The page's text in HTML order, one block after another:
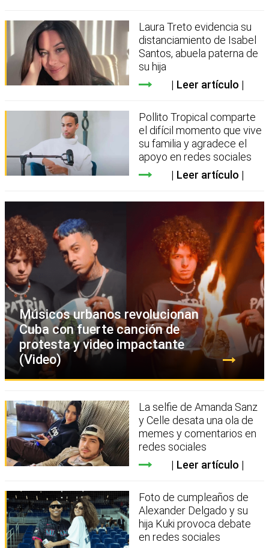
Laura Treto evidencia su
distanciamiento de Isabel
Santos, abuela paterna de
su hija
Leer artículo
Pollito Tropical comparte
el difícil momento que vive
su familia y agradece el
apoyo en redes sociales
Leer artículo
Músicos urbanos revolucionan
Cuba con fuerte canción de
protesta y video impactante
(Video)
La selfie de Amanda Sanz
y Celle desata una ola de
memes y comentarios en
redes sociales
Leer artículo
Foto de cumpleaños de
Alexander Delgado y su
hija Kuki provoca debate
en redes sociales